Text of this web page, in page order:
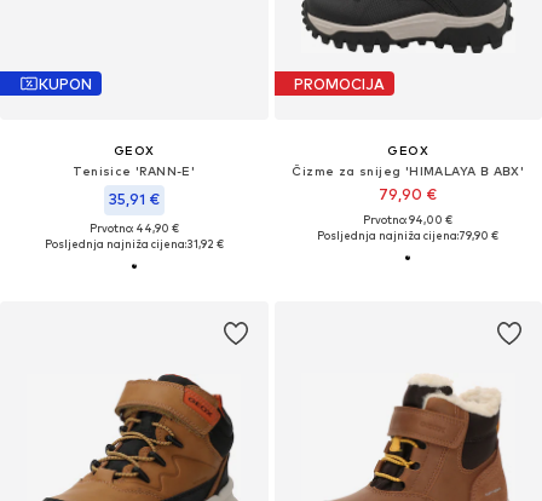
KUPON
GEOX
Tenisice 'RANN-E'
35,91 €
Prvotno: 44,90 €
Posljednja najniža cijena:31,92 €
PROMOCIJA
GEOX
Čizme za snijeg 'HIMALAYA B ABX'
79,90 €
Prvotno: 94,00 €
Posljednja najniža cijena:79,90 €